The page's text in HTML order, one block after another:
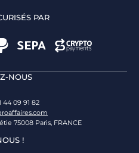
PAR
NOUS
44 09 91 82
75008 Paris, FRANCE
!